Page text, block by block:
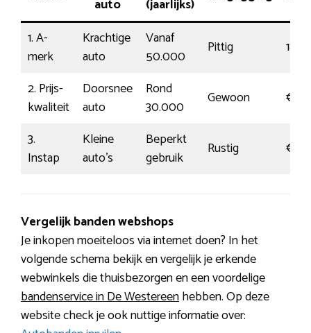
auto
(jaarlijks)
1. A-
merk
Krachtige
auto
Vanaf
50.000
Pittig
189
2. Prijs-
kwaliteit
Doorsnee
auto
Rond
30.000
Gewoon
€110
3.
Instap
Kleine
auto’s
Beperkt
gebruik
Rustig €60
Vergelijk banden webshops
Je inkopen moeiteloos via internet doen? In het
volgende schema bekijk en vergelijk je erkende
webwinkels die thuisbezorgen en een voordelige
bandenservice in De Westereenhebben. Op deze
website check je ook nuttige informatie over: